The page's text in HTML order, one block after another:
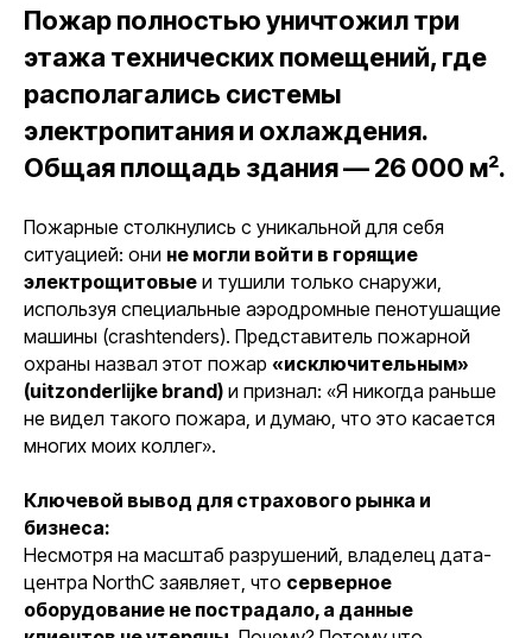
Пожар полностью уничтожил три
этажа технических помещений, где
располагались системы
электропитания и охлаждения.
Общая площадь здания — 26 000 м².
Пожарные столкнулись с уникальной для себя
ситуацией: они не могли войти в горящие
электрощитовые и тушили только снаружи,
используя специальные аэродромные пенотушащие
машины (crashtenders). Представитель пожарной
охраны назвал этот пожар «исключительным»
(uitzonderlijke brand) и признал: «Я никогда раньше
не видел такого пожара, и думаю, что это касается
многих моих коллег».
Ключевой вывод для страхового рынка и
бизнеса:
Несмотря на масштаб разрушений, владелец дата-
центра NorthC заявляет, что серверное
оборудование не пострадало, а данные